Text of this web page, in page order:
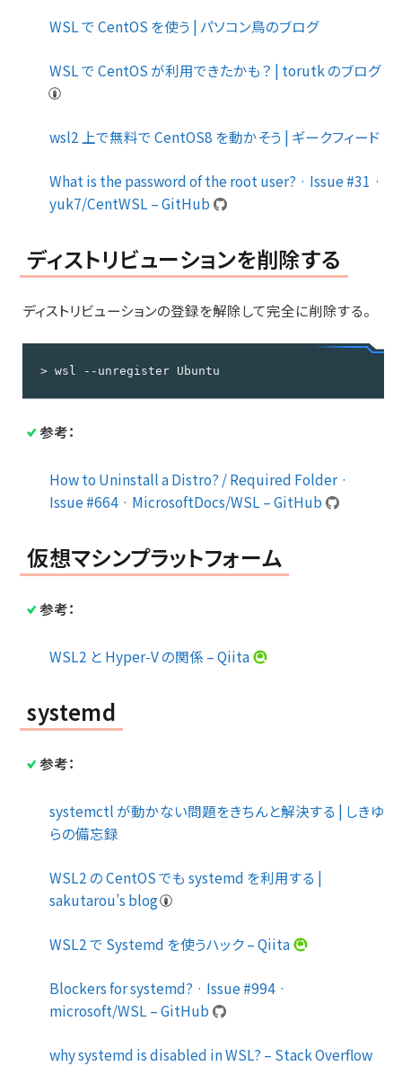
WSL で CentOS を使う | パソコン鳥のブログ
WSL で CentOS が利用できたかも？ | torutk のブログ
wsl2 上で無料で CentOS8 を動かそう | ギークフィード
What is the password of the root user? · Issue #31 ·
yuk7/CentWSL – GitHub
ディストリビューションを削除する
ディストリビューションの登録を解除して完全に削除する。
> wsl --unregister Ubuntu
参考：
How to Uninstall a Distro? / Required Folder ·
Issue #664 · MicrosoftDocs/WSL – GitHub
仮想マシンプラットフォーム
参考：
WSL2 と Hyper-V の関係 – Qiita
systemd
参考：
systemctl が動かない問題をきちんと解決する | しきゆ
らの備忘録
WSL2 の CentOS でも systemd を利用する |
sakutarou’s blog
WSL2 で Systemd を使うハック – Qiita
Blockers for systemd? · Issue #994 ·
microsoft/WSL – GitHub
why systemd is disabled in WSL? – Stack Overflow